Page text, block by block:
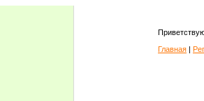
Главная |